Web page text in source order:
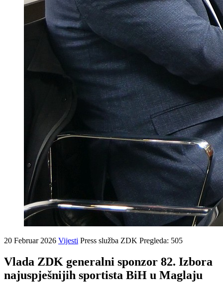
20 Februar 2026 Vijesti Press služba ZDK Pregleda: 505
Vlada ZDK generalni sponzor 82. Izbora
najuspješnijih sportista BiH u Maglaju